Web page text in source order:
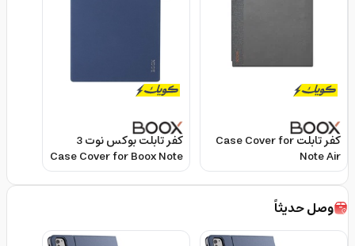
كفر تابلت Case Cover for
Note Air
كفر تابلت بوكس نوت 3
Case Cover for Boox Note
3
وصل حديثاً